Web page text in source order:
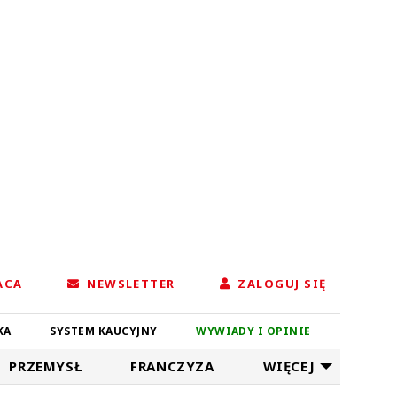
NEWSLETTER ZALOGUJ SIĘ
SYSTEM KAUCYJNY WYWIADY I OPINIE
PRZEMYSŁ FRANCZYZA WIĘCEJ